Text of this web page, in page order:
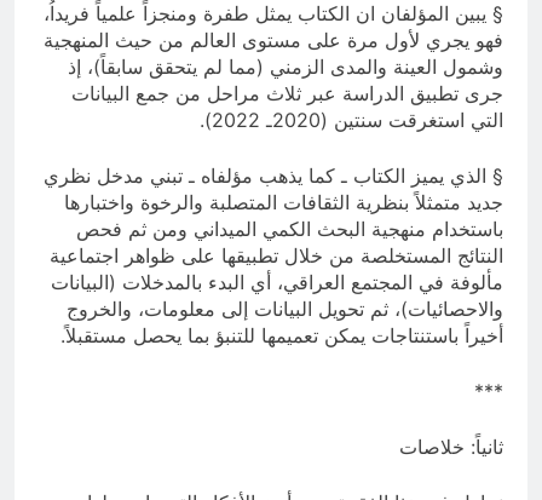
§ يبين المؤلفان ان الكتاب يمثل طفرة ومنجزاً علمياً فريداُ،
فهو يجري لأول مرة على مستوى العالم من حيث المنهجية
وشمول العينة والمدى الزمني (مما لم يتحقق سابقاً)، إذ
جرى تطبيق الدراسة عبر ثلاث مراحل من جمع البيانات
التي استغرقت سنتين (2020ـ 2022).
§ الذي يميز الكتاب ـ كما يذهب مؤلفاه ـ تبني مدخل نظري
جديد متمثلاً بنظرية الثقافات المتصلبة والرخوة واختبارها
باستخدام منهجية البحث الكمي الميداني ومن ثم فحص
النتائج المستخلصة من خلال تطبيقها على ظواهر اجتماعية
مألوفة في المجتمع العراقي، أي البدء بالمدخلات (البيانات
والاحصائيات)، ثم تحويل البيانات إلى معلومات، والخروج
أخيراً باستنتاجات يمكن تعميمها للتنبؤ بما يحصل مستقبلاً.
***
ثانياً: خلاصات